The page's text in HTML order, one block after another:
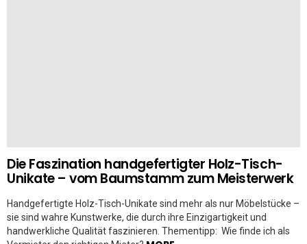
Die Faszination handgefertigter Holz-Tisch-
Unikate – vom Baumstamm zum Meisterwerk
Handgefertigte Holz-Tisch-Unikate sind mehr als nur Möbelstücke –
sie sind wahre Kunstwerke, die durch ihre Einzigartigkeit und
handwerkliche Qualität faszinieren. Thementipp: Wie finde ich als